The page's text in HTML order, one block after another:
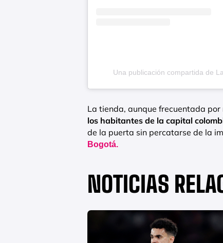
Una publicación compartida de
La tienda, aunque frecuentada por
los habitantes de la capital
de la puerta sin percatarse de la
Bogotá.
NOTICIAS